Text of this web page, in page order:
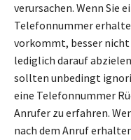
verursachen. Wenn Sie
Telefonnummer
vorkommt, besser nicht
lediglich darauf
sollten unbedingt
eine Telefonnummer
Anrufer zu erfahren.
nach dem Anruf